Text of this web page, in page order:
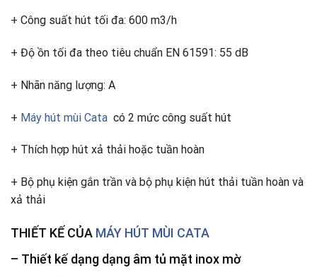
+ Công suất hút tối đa: 600 m3/h
+ Độ ồn tối đa theo tiêu chuẩn EN 61591: 55 dB
+ Nhãn năng lượng: A
+ Máy hút mùi Cata có 2 mức công suất hút
+ Thích hợp hút xả thải hoặc tuần hoàn
+ Bộ phụ kiện gắn trần và bộ phụ kiện hút thải tuần hoàn và
xả thải
THIẾT KẾ CỦA MÁY HÚT MÙI CATA
– Thiết kế dạng dạng âm tủ mặt inox mờ